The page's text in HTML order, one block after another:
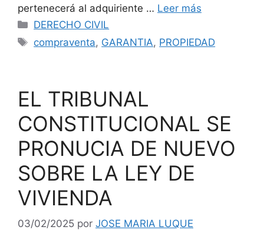
pertenecerá al adquiriente … Leer más
Categorías
DERECHO CIVIL
Etiquetas
compraventa, GARANTIA, PROPIEDAD
EL TRIBUNAL
CONSTITUCIONAL SE
PRONUCIA DE NUEVO
SOBRE LA LEY DE
VIVIENDA
03/02/2025 por JOSE MARIA LUQUE